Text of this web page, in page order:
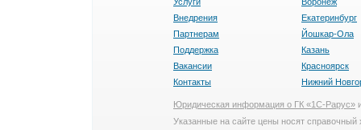
Внедрения
Партнерам
Поддержка
Вакансии
Контакты
Екатеринбург
Йошкар-Ола
Казань
Красноярск
Нижний
Юридическая информация о ГК «1С-Рарус»
Указанные на сайте цены носят справочный